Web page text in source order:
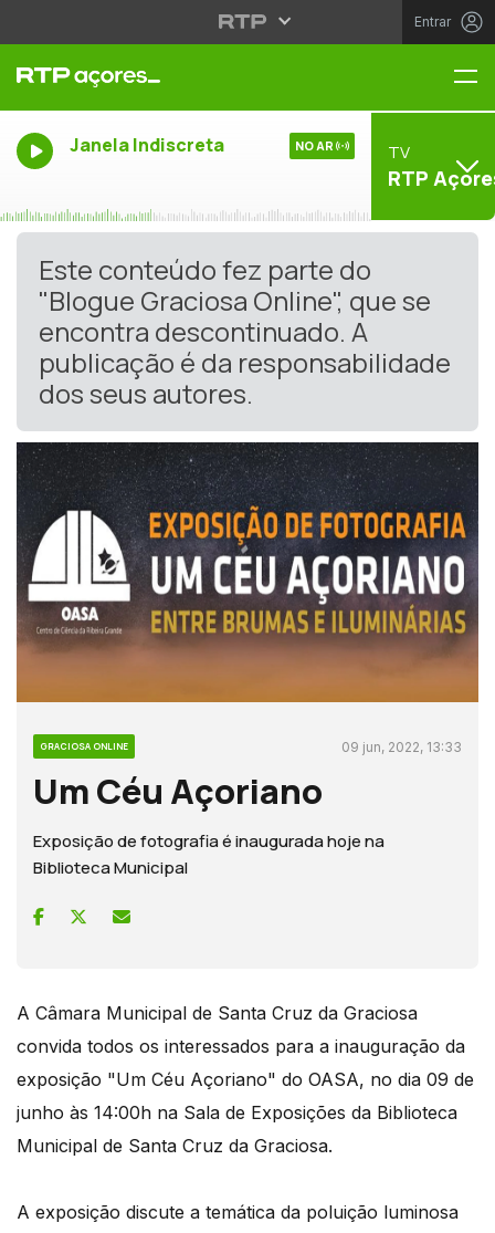
Entrar
Janela Indiscreta NO AR TV
RTP
Este conteúdo fez parte do
"Blogue Graciosa Online", que se
encontra descontinuado. A
publicação é da responsabilidade
dos seus autores.
GRACIOSA ONLINE 09 jun, 2022, 13:33
Um Céu Açoriano
Exposição de fotografia é inaugurada hoje na
Biblioteca Municipal
A Câmara Municipal de Santa Cruz da Graciosa
convida todos os interessados para a inauguração da
exposição "Um Céu Açoriano" do OASA, no dia 09 de
junho às 14:00h na Sala de Exposições da Biblioteca
Municipal de Santa Cruz da Graciosa.
A exposição discute a temática da poluição luminosa